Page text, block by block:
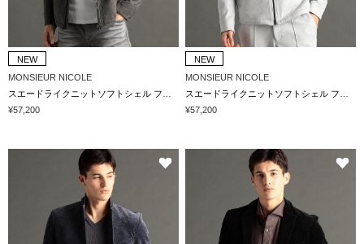
NEW
MONSIEUR NICOLE
¥57,200
NEW
MONSIEUR NICOLE
¥57,200